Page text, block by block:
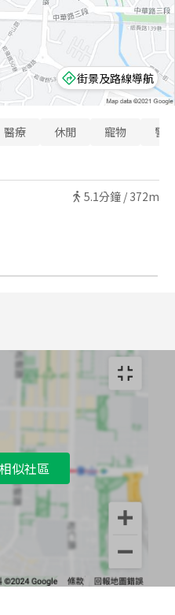
街景及路線導航
醫療 休閒 寵物 警
5.1分鐘 / 372m
似社區